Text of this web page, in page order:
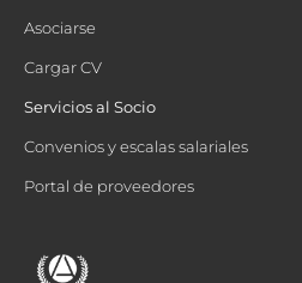
Asociarse
Cargar CV
Servicios al Socio
Convenios y escalas salariales
Portal de proveedores